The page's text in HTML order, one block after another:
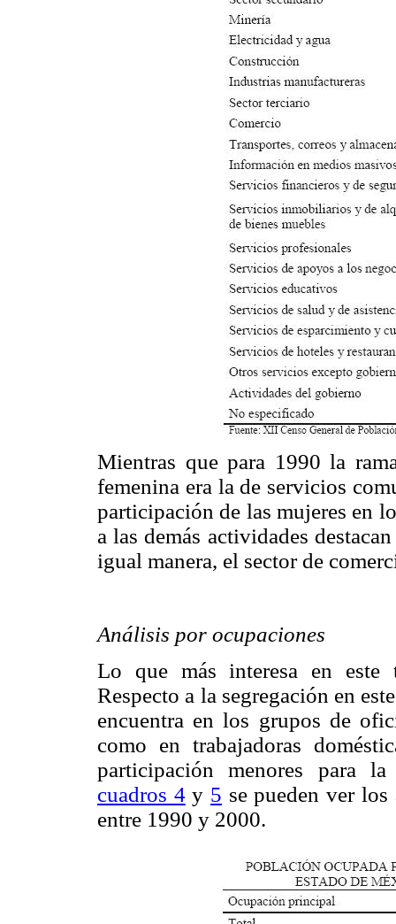
Mientras que para 1990 la
femenina era la de servicios
participación de las mujeres en
a las demás actividades
igual manera, el sector de
Análisis por ocupaciones
Lo que más interesa en este
Respecto a la segregación en
encuentra en los grupos de
como en trabajadoras
participación menores para
cuadros 4y 5 se pueden ver
entre 1990 y 2000.